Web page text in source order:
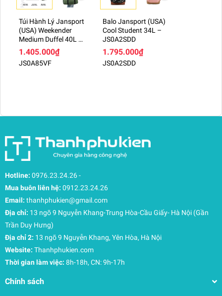
Quai đeo vai cắt thẳng biểu tượng: Có lớp đệm
êm ái, giúp phân bổ trọng lượng đều, không gây
đau mỏi vai dù bạn mang nặng.
Chi tiết tinh tế: Dây kéo có dây thắt (Corded zipper
pulls) giúp thao tác đóng mở mượt mà và quai
Túi Hành Lý Jansport
(USA) Weekender
Medium Duffel 40L –
JS0A85VF
1.405.000₫
JS0A85VF
Balo Jansport (USA)
Cool Student 34L –
JS0A2SDD
1.795.000₫
JS0A2SDD
Hotline: 0976.23.24.26-
Mua buôn liên hệ: 0912.23.24.26
Email: thanhphukien@gmail.com
Địa chỉ: 13 ngõ 9 Nguyễn Khang-Trung Hòa-Cầu Giấy- Hà Nội (Gần
Trần Duy Hưng)
Địa chỉ 2: 13 ngõ 9 Nguyễn Khang, Yên Hòa, Hà Nội
Website: Thanhphukien.com
Thời gian làm việc: 8h-18h, CN: 9h-17h
Chính sách